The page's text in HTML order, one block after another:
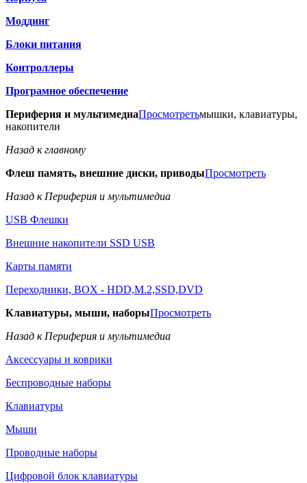
Моддинг
Блоки питания
Контроллеры
Програмное обеспечение
Периферия и мультимедиаПросмотретьмышки, клавиатуры,
накопители
Назад к главному
Флеш память, внешние диски, приводыПросмотреть
Назад к Периферия и мультимедиа
USB Флешки
Внешние накопители SSD USB
Карты памяти
Переходники, BOX - HDD,M.2,SSD,DVD
Клавиатуры, мыши, наборыПросмотреть
Назад к Периферия и мультимедиа
Аксессуары и коврики
Беспроводные наборы
Клавиатуры
Мыши
Проводные наборы
Цифровой блок клавиатуры